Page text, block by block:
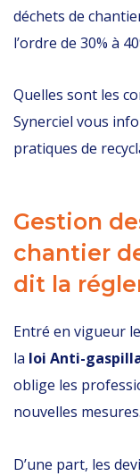
déchets de
l’ordre de 30% à
Quelles sont les
Synerciel vous
pratiques de
Gestion
chantier
dit la
Entré en vigueur
la loi Anti-
oblige les
nouvelles mesures.
D’une part, les